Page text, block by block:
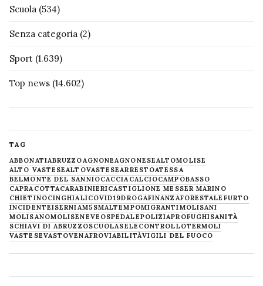
Scuola (534)
Senza categoria (2)
Sport (1.639)
Top news (14.602)
TAG
ABBONATIABRUZZOAGNONEAGNONESEALTOMOLISE
ALTO VASTESEALTOVASTESEARRESTOATESSA
BELMONTE DEL SANNIOCACCIACALCIOCAMPOBASSO
CAPRACOTTACARABINIERICASTIGLIONE MESSER MARINO
CHIETINOCINGHIALICOVID19DROGAFINANZAFORESTALE FURTO
INCIDENTEISERNIAM5SMALTEMPOMIGRANTIMOLISANI
MOLISANOMOLISENEVE OSPEDALEPOLIZIAPROFUGHISANITÀ
SCHIAVI DI ABRUZZOSCUOLASELECONTROLLOTERMOLI
VASTESEVASTOVENAFROVIABILITÀVIGILI DEL FUOCO